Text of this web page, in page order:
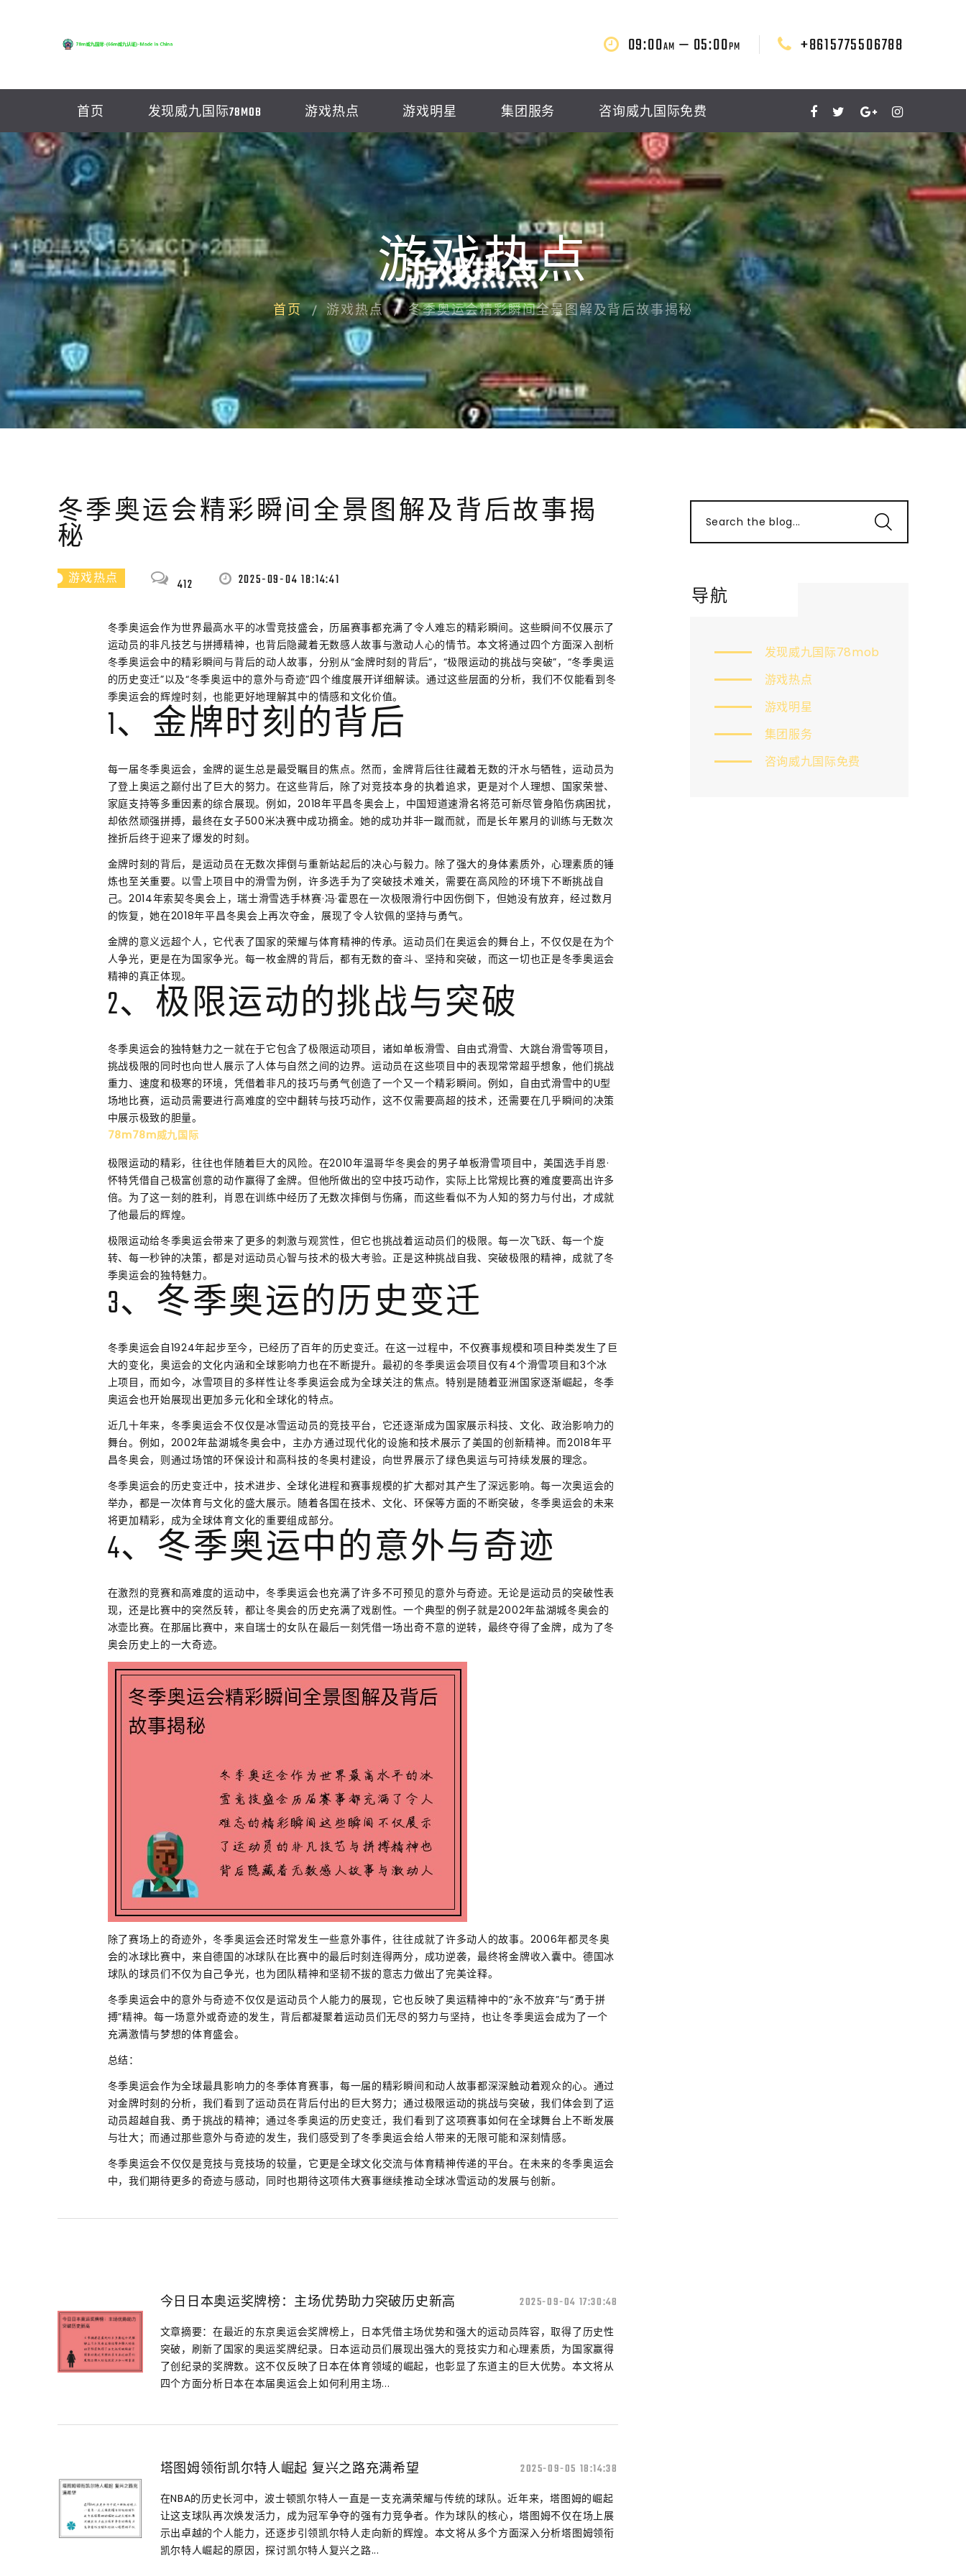
09:00AM — 05:00PM +8615775506788
首页 发现威九国际78MOB 游戏热点 游戏明星 集团服务 咨询威九国际免费
游戏热点
首页 游戏热点 冬季奥运会精彩瞬间全景图解及背后故事揭秘
冬季奥运会精彩瞬间全景图解及背后故事揭
秘
游戏热点 412 2025-09-04 18:14:41
冬季奥运会作为世界最高水平的冰雪竞技盛会，历届赛事都充满了令人难忘的精彩瞬间。这些瞬间不仅展示了
运动员的非凡技艺与拼搏精神，也背后隐藏着无数感人故事与激动人心的情节。本文将通过四个方面深入剖析
冬季奥运会中的精彩瞬间与背后的动人故事，分别从“金牌时刻的背后”，“极限运动的挑战与突破”，“冬季奥运
的历史变迁”以及“冬季奥运中的意外与奇迹”四个维度展开详细解读。通过这些层面的分析，我们不仅能看到冬
季奥运会的辉煌时刻，也能更好地理解其中的情感和文化价值。
1、金牌时刻的背后
每一届冬季奥运会，金牌的诞生总是最受瞩目的焦点。然而，金牌背后往往藏着无数的汗水与牺牲，运动员为
了登上奥运之巅付出了巨大的努力。在这些背后，除了对竞技本身的执着追求，更是对个人理想、国家荣誉、
家庭支持等多重因素的综合展现。例如，2018年平昌冬奥会上，中国短道速滑名将范可新尽管身陷伤病困扰，
却依然顽强拼搏，最终在女子500米决赛中成功摘金。她的成功并非一蹴而就，而是长年累月的训练与无数次
挫折后终于迎来了爆发的时刻。
金牌时刻的背后，是运动员在无数次摔倒与重新站起后的决心与毅力。除了强大的身体素质外，心理素质的锤
炼也至关重要。以雪上项目中的滑雪为例，许多选手为了突破技术难关，需要在高风险的环境下不断挑战自
己。2014年索契冬奥会上，瑞士滑雪选手林赛·冯·霍恩在一次极限滑行中因伤倒下，但她没有放弃，经过数月
的恢复，她在2018年平昌冬奥会上再次夺金，展现了令人钦佩的坚持与勇气。
金牌的意义远超个人，它代表了国家的荣耀与体育精神的传承。运动员们在奥运会的舞台上，不仅仅是在为个
人争光，更是在为国家争光。每一枚金牌的背后，都有无数的奋斗、坚持和突破，而这一切也正是冬季奥运会
精神的真正体现。
2、极限运动的挑战与突破
冬季奥运会的独特魅力之一就在于它包含了极限运动项目，诸如单板滑雪、自由式滑雪、大跳台滑雪等项目，
挑战极限的同时也向世人展示了人体与自然之间的边界。运动员在这些项目中的表现常常超乎想象，他们挑战
重力、速度和极寒的环境，凭借着非凡的技巧与勇气创造了一个又一个精彩瞬间。例如，自由式滑雪中的U型
场地比赛，运动员需要进行高难度的空中翻转与技巧动作，这不仅需要高超的技术，还需要在几乎瞬间的决策
中展示极致的胆量。
78m78m威九国际
极限运动的精彩，往往也伴随着巨大的风险。在2010年温哥华冬奥会的男子单板滑雪项目中，美国选手肖恩·
怀特凭借自己极富创意的动作赢得了金牌。但他所做出的空中技巧动作，实际上比常规比赛的难度要高出许多
倍。为了这一刻的胜利，肖恩在训练中经历了无数次摔倒与伤痛，而这些看似不为人知的努力与付出，才成就
了他最后的辉煌。
极限运动给冬季奥运会带来了更多的刺激与观赏性，但它也挑战着运动员们的极限。每一次飞跃、每一个旋
转、每一秒钟的决策，都是对运动员心智与技术的极大考验。正是这种挑战自我、突破极限的精神，成就了冬
季奥运会的独特魅力。
3、冬季奥运的历史变迁
冬季奥运会自1924年起步至今，已经历了百年的历史变迁。在这一过程中，不仅赛事规模和项目种类发生了巨
大的变化，奥运会的文化内涵和全球影响力也在不断提升。最初的冬季奥运会项目仅有4个滑雪项目和3个冰
上项目，而如今，冰雪项目的多样性让冬季奥运会成为全球关注的焦点。特别是随着亚洲国家逐渐崛起，冬季
奥运会也开始展现出更加多元化和全球化的特点。
近几十年来，冬季奥运会不仅仅是冰雪运动员的竞技平台，它还逐渐成为国家展示科技、文化、政治影响力的
舞台。例如，2002年盐湖城冬奥会中，主办方通过现代化的设施和技术展示了美国的创新精神。而2018年平
昌冬奥会，则通过场馆的环保设计和高科技的冬奥村建设，向世界展示了绿色奥运与可持续发展的理念。
冬季奥运会的历史变迁中，技术进步、全球化进程和赛事规模的扩大都对其产生了深远影响。每一次奥运会的
举办，都是一次体育与文化的盛大展示。随着各国在技术、文化、环保等方面的不断突破，冬季奥运会的未来
将更加精彩，成为全球体育文化的重要组成部分。
4、冬季奥运中的意外与奇迹
在激烈的竞赛和高难度的运动中，冬季奥运会也充满了许多不可预见的意外与奇迹。无论是运动员的突破性表
现，还是比赛中的突然反转，都让冬奥会的历史充满了戏剧性。一个典型的例子就是2002年盐湖城冬奥会的
冰壶比赛。在那届比赛中，来自瑞士的女队在最后一刻凭借一场出奇不意的逆转，最终夺得了金牌，成为了冬
奥会历史上的一大奇迹。
除了赛场上的奇迹外，冬季奥运会还时常发生一些意外事件，往往成就了许多动人的故事。2006年都灵冬奥
会的冰球比赛中，来自德国的冰球队在比赛中的最后时刻连得两分，成功逆袭，最终将金牌收入囊中。德国冰
球队的球员们不仅为自己争光，也为团队精神和坚韧不拔的意志力做出了完美诠释。
冬季奥运会中的意外与奇迹不仅仅是运动员个人能力的展现，它也反映了奥运精神中的“永不放弃”与“勇于拼
搏”精神。每一场意外或奇迹的发生，背后都凝聚着运动员们无尽的努力与坚持，也让冬季奥运会成为了一个
充满激情与梦想的体育盛会。
总结：
冬季奥运会作为全球最具影响力的冬季体育赛事，每一届的精彩瞬间和动人故事都深深触动着观众的心。通过
对金牌时刻的分析，我们看到了运动员在背后付出的巨大努力；通过极限运动的挑战与突破，我们体会到了运
动员超越自我、勇于挑战的精神；通过冬季奥运的历史变迁，我们看到了这项赛事如何在全球舞台上不断发展
与壮大；而通过那些意外与奇迹的发生，我们感受到了冬季奥运会给人带来的无限可能和深刻情感。
冬季奥运会不仅仅是竞技与竞技场的较量，它更是全球文化交流与体育精神传递的平台。在未来的冬季奥运会
中，我们期待更多的奇迹与感动，同时也期待这项伟大赛事继续推动全球冰雪运动的发展与创新。
今日日本奥运奖牌榜：主场优势助力突破历史新高 2025-09-04 17:30:48
文章摘要：在最近的东京奥运会奖牌榜上，日本凭借主场优势和强大的运动员阵容，取得了历史性
突破，刷新了国家的奥运奖牌纪录。日本运动员们展现出强大的竞技实力和心理素质，为国家赢得
了创纪录的奖牌数。这不仅反映了日本在体育领域的崛起，也彰显了东道主的巨大优势。本文将从
四个方面分析日本在本届奥运会上如何利用主场...
塔图姆领衔凯尔特人崛起 复兴之路充满希望 2025-09-05 18:14:38
在NBA的历史长河中，波士顿凯尔特人一直是一支充满荣耀与传统的球队。近年来，塔图姆的崛起
让这支球队再次焕发活力，成为冠军争夺的强有力竞争者。作为球队的核心，塔图姆不仅在场上展
示出卓越的个人能力，还逐步引领凯尔特人走向新的辉煌。本文将从多个方面深入分析塔图姆领衔
凯尔特人崛起的原因，探讨凯尔特人复兴之路...
Search the blog...
导航
发现威九国际78mob
游戏热点
游戏明星
集团服务
咨询威九国际免费